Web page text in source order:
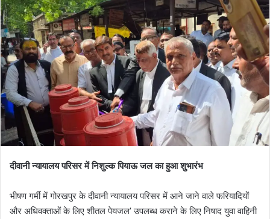
दीवानी न्यायालय परिसर में निशुल्क पियाऊ जल का हुआ शुभारंभ
​भीषण गर्मी में गोरखपुर के दीवानी न्यायालय परिसर में आने जाने वाले फरियादियों
और अधिवक्ताओं के लिए शीतल पेयजल’ उपलब्ध कराने के लिए निषाद युवा वाहिनी